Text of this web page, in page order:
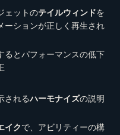
ェットのテイルウィンドを
ーションが正しく再生され
るとパフォーマンスの低下
されるハーモナイズの説明
イクで、アビリティーの構